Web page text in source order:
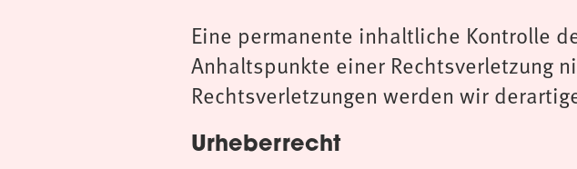
Eine permanente inhaltliche Kontrolle
Anhaltspunkte einer Rechtsverletzung
Rechtsverletzungen werden wir
Urheberrecht